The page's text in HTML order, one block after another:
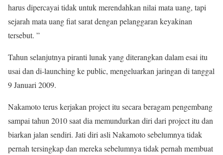
harus dipercayai tidak untuk merendahkan nilai mata uang, tapi
sejarah mata uang fiat sarat dengan pelanggaran keyakinan
tersebut. ”
Tahun selanjutnya piranti lunak yang diterangkan dalam esai itu
usai dan di-launching ke public, mengeluarkan jaringan di tanggal
9 Januari 2009.
Nakamoto terus kerjakan project itu secara beragam pengembang
sampai tahun 2010 saat dia memundurkan diri dari project itu dan
biarkan jalan sendiri. Jati diri asli Nakamoto sebelumnya tidak
pernah tersingkap dan mereka sebelumnya tidak pernah membuat